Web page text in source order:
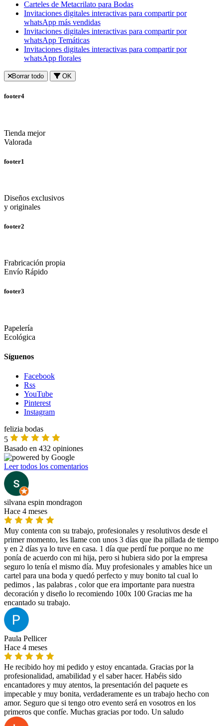
Carteles de Metacrilato para Bodas
Invitaciones digitales interactivas para compartir por
whatsApp más vendidas
Invitaciones digitales interactivas para compartir por
whatsApp Temáticas
Invitaciones digitales interactivas para compartir por
whatsApp florales
Borrar todo OK
footer4
Tienda mejor
Valorada
footer1
Diseños exclusivos
y originales
footer2
Frabricación propia
Envío Rápido
footer3
Papelería
Ecológica
Síguenos
Facebook
Rss
YouTube
Pinterest
Instagram
felizia bodas
5
Basado en 432 opiniones
Leer todos los comentarios
silvana espin mondragon
Hace 4 meses
Muy contenta con su trabajo, profesionales y resolutivos desde el
primer momento, les llame con unos 3 días que iba pillada de tiempo
y en 2 días ya lo tuve en casa. 1 día que perdí fue porque no me
ponía de acuerdo con mi hija, pero si hubiera sido por la empresa
seguro lo tenía el mismo día. Muy profesionales y amables hice un
cartel para una boda y quedó perfecto y muy bonito tal cual lo
pedimos , las palabras , color que era importante para nuestra
decoración y diseño lo recomiendo 100x 100 Gracias me ha
encantado su trabajo.
Paula Pellicer
Hace 4 meses
He recibido hoy mi pedido y estoy encantada. Gracias por la
profesionalidad, amabilidad y el saber hacer. Habéis sido
encantadores y muy atentos, la presentación del paquete es
impecable y muy bonita, verdaderamente es un trabajo hecho con
amor. Seguro que si tengo otro evento será en vosotros en los
primeros que confíe. Muchas gracias por todo. Un saludo